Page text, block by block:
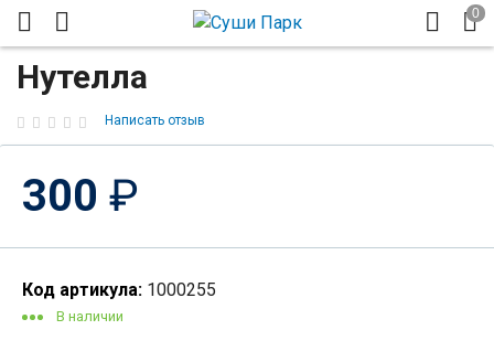
Нутелла
Написать отзыв
300 ₽
Код артикула: 1000255
В наличии